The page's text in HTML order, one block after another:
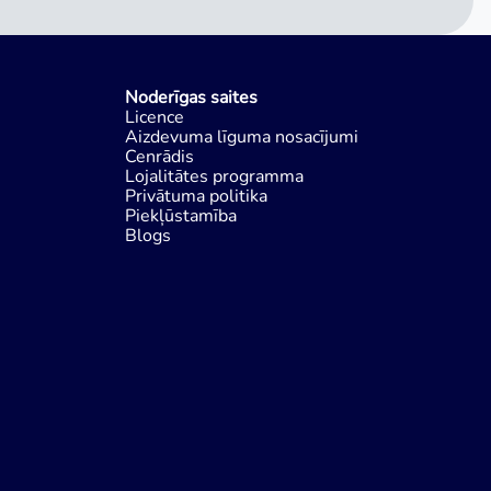
Noderīgas saites
Licence
Aizdevuma līguma nosacījumi
Cenrādis
Lojalitātes programma
Privātuma politika
Piekļūstamība
Blogs